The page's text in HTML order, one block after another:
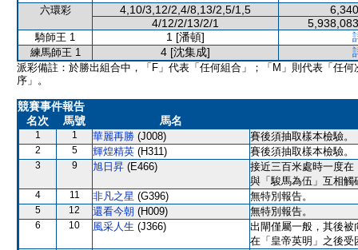
六環彩 4,10/3,12/2,4/8,13/2,5/1,5
4/12/2/13/2/1
騎師王 1 1 [潘頓]
練馬師王 1 4 [沈集成]
派彩備註：於勝出組合中，「F」代表「任何組合」；「M」則代表「任何
序」。
競賽事件報告
名次
馬號 馬名
1 1 華麗再勝 (J008) 賽後須抽取樣本檢驗。
2 5 輝煌精英 (H311) 賽後須抽取樣本檢驗。
3 9 旭日昇 (E466)
接近三百米處時一度
與「駿馬為伍」互相觸
4 11 非凡之星 (G396) 無特別報告。
5 12 還看今朝 (H009) 無特別報告。
6 10 風采人生 (J366)
出閘僅屬一般，其後
在「皇帝英明」之後